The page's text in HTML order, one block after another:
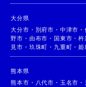
大分県
大分市 ・ 別府市 ・ 中津市 ・
野市 ・ 由布市 ・ 国東市 ・杵
見市 ・ 玖珠町 ・ 九重町 ・姫
熊本県
熊本市 ・ 八代市 ・ 玉名市 ・